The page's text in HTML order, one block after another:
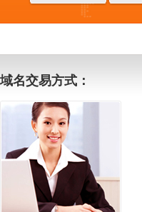
域名交易方式：